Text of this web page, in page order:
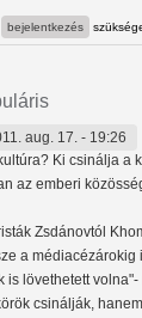
bejelentkezés
aug. 17. - 19:26
Ki csinálja a
az emberi
Zsdánovtól
a médiacézárokig
is lövethetett
csinálják,